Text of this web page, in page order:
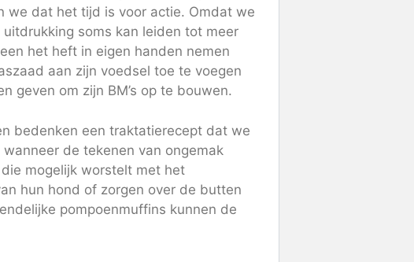
we dat het tijd is voor actie. Omdat we
soms kan leiden tot meer
het heft in eigen handen nemen
aan zijn voedsel toe te voegen
geven om zijn BM’s op te bouwen.
bedenken een traktatierecept dat we
de tekenen van ongemak
mogelijk worstelt met het
hun hond of zorgen over de butten
pompoenmuffins kunnen de